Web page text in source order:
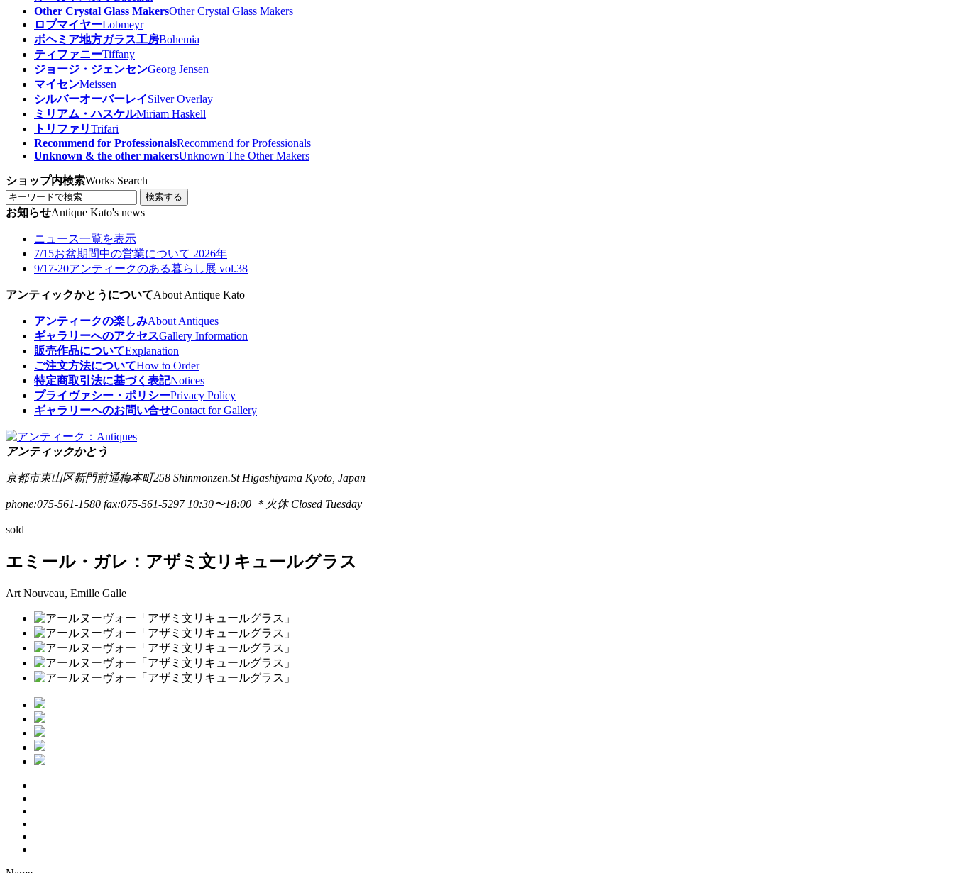
Other Crystal Glass MakersOther Crystal Glass Makers
ロブマイヤーLobmeyr
ボヘミア地方ガラス工房Bohemia
ティファニーTiffany
ジョージ・ジェンセンGeorg Jensen
マイセンMeissen
シルバーオーバーレイSilver Overlay
ミリアム・ハスケルMiriam Haskell
トリファリTrifari
Recommend for ProfessionalsRecommend for Professionals
Unknown & the other makersUnknown The Other Makers
ショップ内検索Works Search
検索する
お知らせAntique Kato's news
ニュース一覧を表示
7/15お盆期間中の営業について 2026年
9/17-20アンティークのある暮らし展 vol.38
アンティックかとうについてAbout Antique Kato
アンティークの楽しみAbout Antiques
ギャラリーへのアクセスGallery Information
販売作品についてExplanation
ご注文方法についてHow to Order
特定商取引法に基づく表記Notices
プライヴァシー・ポリシーPrivacy Policy
ギャラリーへのお問い合せContact for Gallery
アンティックかとう
京都市東山区新門前通梅本町258 Shinmonzen.St Higashiyama Kyoto, Japan
phone:075-561-1580 fax:075-561-5297 10:30〜18:00 ＊火休 Closed Tuesday
sold
エミール・ガレ：アザミ文リキュールグラス
Art Nouveau, Emille Galle